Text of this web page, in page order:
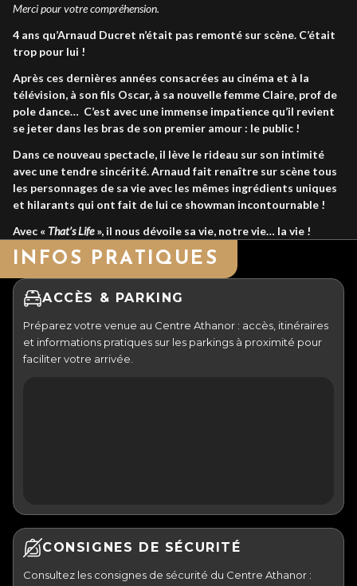
Merci pour votre compréhension.
4 ans qu’Arnaud Ducret n’était pas remonté sur scène. C’était
trop pour lui !
Après ces dernières années consacrées au cinéma et à la
télévision, à son fils Oscar, à sa nouvelle femme Claire, prof de
pole dance… C’est avec une immense impatience qu’il revient
se jeter dans les bras de son premier amour : le public !
Dans ce nouveau spectacle, il lève le rideau sur son intimité
avec une tendre sincérité. Arnaud fait renaître sur scène tous
les personnages de sa vie avec les mêmes ingrédients uniques
et hilarants qui ont fait de lui ce showman incontournable !
Avec « That’s Life», il nous dévoile sa vie, notre vie… la vie !
INFOS PRATIQUES
ACCÈS & PARKING
Préparez votre venue au Centre Athanor : accès, itinéraires
et informations pratiques sur les parkings à proximité pour
faciliter votre arrivée.
CONSIGNES DE SÉCURITÉ
Consultez les consignes de sécurité du Centre Athanor :